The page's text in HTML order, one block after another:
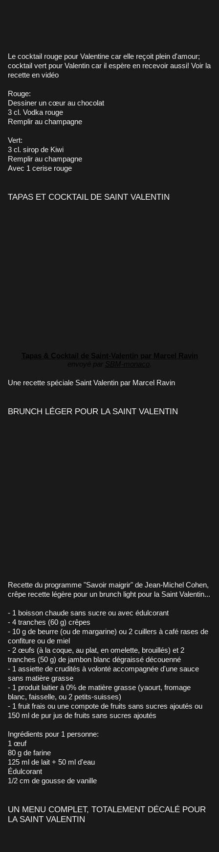
Le cocktail rouge pour Valentine car elle reçoit plein d'amour;
cocktail vert pour Valentin car il espère en recevoir aussi! Voir la
recette en vidéo
Rouge:
Dessiner un cœur au chocolat
3 cl. Vodka rouge
Remplir au champagne
Vert:
3 cl. sirop de Kiwi
Remplir au champagne
Avec 1 cerise rouge
TAPAS ET COCKTAIL DE SAINT VALENTIN
Tapas & Cocktail de Saint-Valentin par Marcel Ravin
envoyé par SBM-monaco.
Une recette spéciale Saint Valentin par Marcel Ravin
BRUNCH LÉGER POUR LA SAINT VALENTIN
Recette du programme "Savoir maigrir" de Jean-Michel Cohen,
crêpe recette légère pour un brunch light pour la Saint Valentin...
- 1 boisson chaude sans sucre ou avec édulcorant
- 4 tranches (60 g) crêpes
- 10 g de beurre (ou de margarine) ou 2 cuillers à café rases de
confiture ou de miel
- 2 œufs (à la coque, au plat, en omelette, brouillés) et 2
tranches (50 g) de jambon blanc dégraissé découenné
- 1 assiette de crudités à volonté accompagnée d'une sauce
sans matière grasse
- 1 produit laitier à 0% de matière grasse (yaourt, fromage
blanc, faisselle, ou 2 petits-suisses)
- 1 fruit frais ou une compote de fruits sans sucres ajoutés ou
150 ml de pur jus de fruits sans sucres ajoutés
Ingrédients pour 1 personne:
1 œuf
80 g de farine
125 ml de lait + 50 ml d'eau
Édulcorant
1/2 cm de gousse de vanille
UN MENU COMPLET, TOTALEMENT DÉCALÉ POUR
LA SAINT VALENTIN